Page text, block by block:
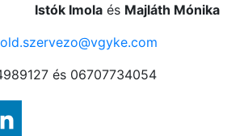
Istók Imola és Majláth Mónika
és 06707734054